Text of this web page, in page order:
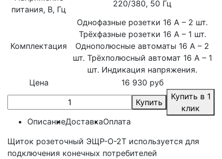
питания, В, Гц
220/380, 50 Гц
Комплектация
Однофазные розетки 16 А – 2 шт.
Трёхфазные розетки 16 А – 1 шт.
Однополюсные автоматы 16 А – 2
шт. Трёхполюсный автомат 16 А – 1
шт. Индикация напряжения.
Цена
16 930 руб
Купить
Купить в 1
клик
ОписаниеДоставкаОплата
Щиток розеточный ЭЩР-О-2Т используется для
подключения конечных потребителей